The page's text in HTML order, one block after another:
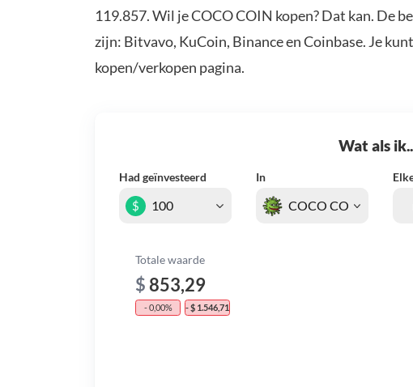
119.857. Wil je COCO COIN kopen? Dat kan. De
zijn: Bitvavo, KuCoin, Binance en Coinbase. Je
kopen/verkopen pagina.
Wat als
Had geïnvesteerd In
$
Totale waarde
$ 853,29
- 0,00% - $ 1.546,71